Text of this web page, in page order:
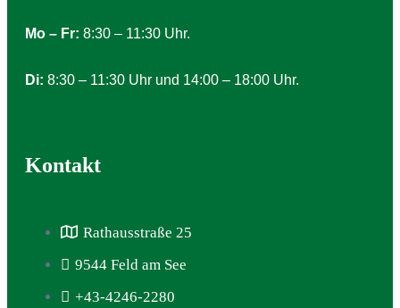
Mo – Fr: 8:30 – 11:30 Uhr.
Di: 8:30 – 11:30 Uhr und 14:00 – 18:00 Uhr.
Kontakt
Rathausstraße 25
9544 Feld am See
+43-4246-2280